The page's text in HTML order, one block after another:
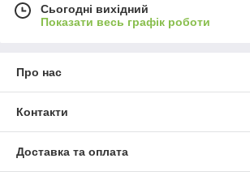
Сьогодні вихідний
Показати весь графік роботи
Про нас
Контакти
Доставка та оплата